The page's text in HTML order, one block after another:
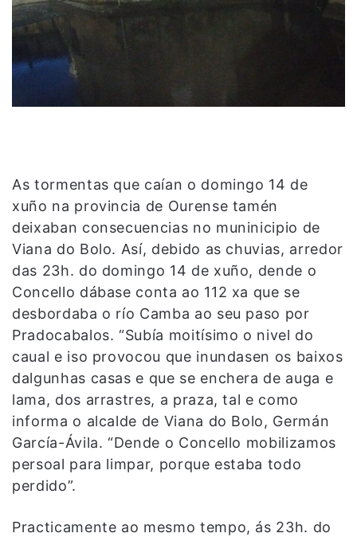
As tormentas que caían o domingo 14 de
xuño na provincia de Ourense tamén
deixaban consecuencias no muninicipio de
Viana do Bolo. Así, debido as chuvias, arredor
das 23h. do domingo 14 de xuño, dende o
Concello dábase conta ao 112 xa que se
desbordaba o río Camba ao seu paso por
Pradocabalos. “Subía moitísimo o nivel do
caual e iso provocou que inundasen os baixos
dalgunhas casas e que se enchera de auga e
lama, dos arrastres, a praza, tal e como
informa o alcalde de Viana do Bolo, Germán
García-Ávila. “Dende o Concello mobilizamos
persoal para limpar, porque estaba todo
perdido”.
Practicamente ao mesmo tempo, ás 23h. do